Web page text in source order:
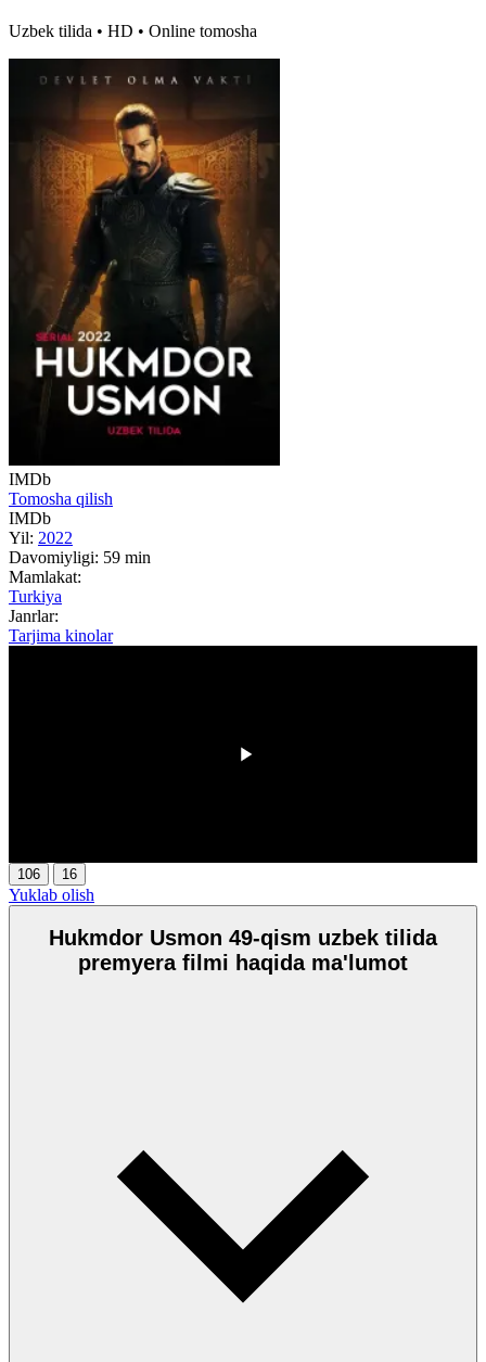
Uzbek tilida • HD • Online tomosha
IMDb
Tomosha qilish
IMDb
Yil: 2022
Davomiyligi: 59 min
Mamlakat:
Turkiya
Janrlar:
Tarjima kinolar
106 16
Yuklab olish
Hukmdor Usmon 49-qism uzbek tilida
premyera filmi haqida ma'lumot